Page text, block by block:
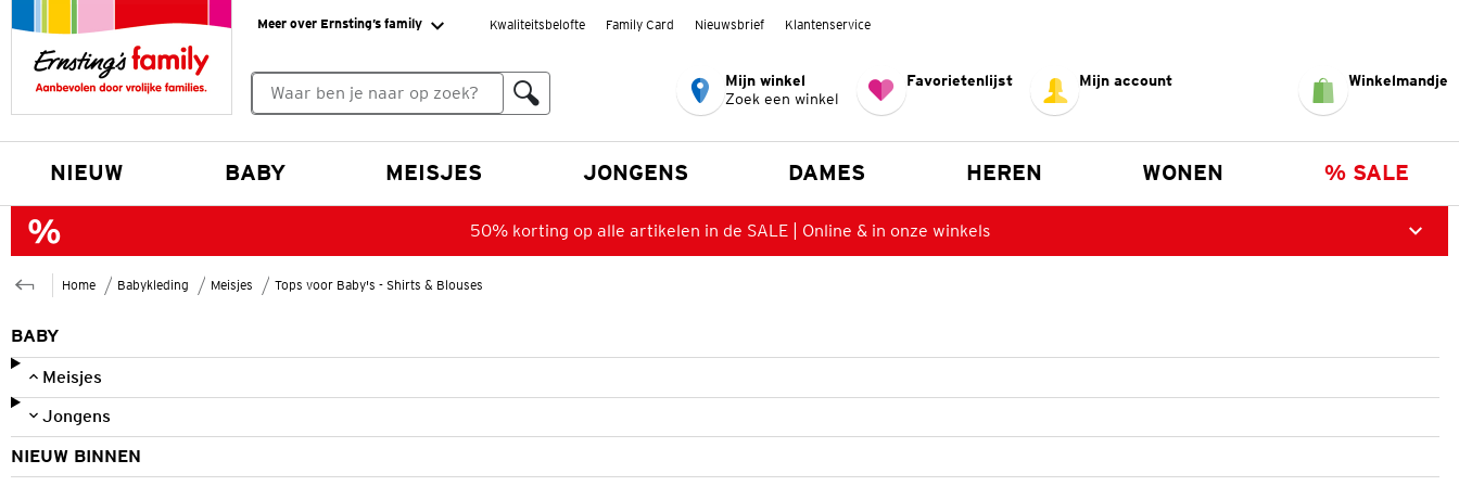
Meer over Ernsting’s family Kwaliteitsbelofte Family Card Nieuwsbrief Klantenservice
Mijn winkel
Zoek een winkel
Favorietenlijst Mijn account Winkelmandje
NIEUW BABY MEISJES JONGENS DAMES HEREN WONEN % SALE
50% korting op alle artikelen in de SALE | Online & in onze winkels
Home Babykleding Meisjes Tops voor Baby's - Shirts & Blouses
BABY
Meisjes
Jongens
NIEUW BINNEN